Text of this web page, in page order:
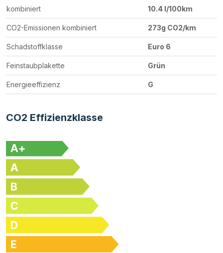
kombiniert 10.4 l/100km
CO2-Emissionen kombiniert 273g CO2/km
Schadstoffklasse Euro 6
Feinstaubplakette Grün
Energieeffizienz G
CO2 Effizienzklasse